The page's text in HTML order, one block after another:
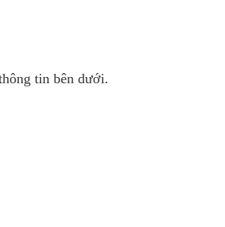
tin bên dưới.